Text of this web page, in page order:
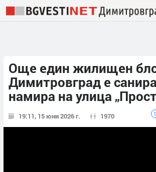
Още един жилищен
Димитровград е
намира на улица
19:11, 15 юни 2026 г. 1970